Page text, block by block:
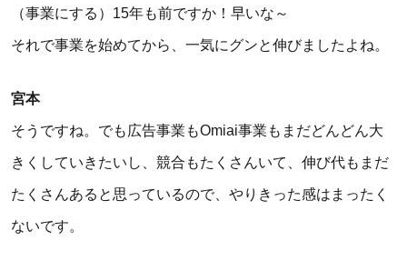
（事業にする）15年も前ですか！早いな～
それで事業を始めてから、一気にグンと伸びましたよね。
宮本
そうですね。でも広告事業もOmiai事業もまだどんどん大
きくしていきたいし、競合もたくさんいて、伸び代もまだ
たくさんあると思っているので、やりきった感はまったく
ないです。